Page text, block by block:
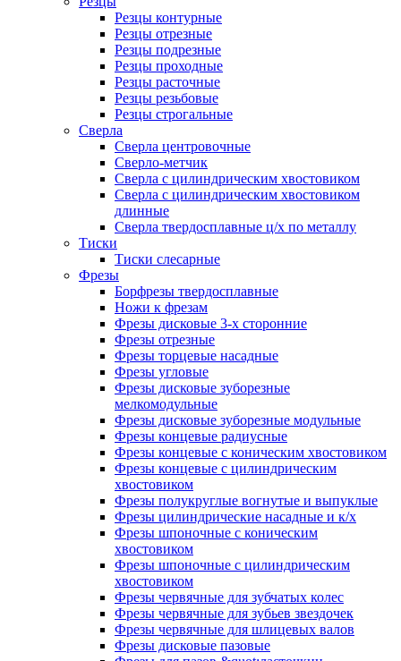
Резцы контурные
Резцы отрезные
Резцы подрезные
Резцы проходные
Резцы расточные
Резцы резьбовые
Резцы строгальные
Сверла
Сверла центровочные
Сверло-метчик
Сверла с цилиндрическим хвостовиком
Сверла с цилиндрическим хвостовиком
длинные
Сверла твердосплавные ц/х по металлу
Тиски
Тиски слесарные
Фрезы
Борфрезы твердосплавные
Ножи к фрезам
Фрезы дисковые 3-х сторонние
Фрезы отрезные
Фрезы торцевые насадные
Фрезы угловые
Фрезы дисковые зуборезные
мелкомодульные
Фрезы дисковые зуборезные модульные
Фрезы концевые радиусные
Фрезы концевые с коническим хвостовиком
Фрезы концевые с цилиндрическим
хвостовиком
Фрезы полукруглые вогнутые и выпуклые
Фрезы цилиндрические насадные и к/х
Фрезы шпоночные с коническим
хвостовиком
Фрезы шпоночные с цилиндрическим
хвостовиком
Фрезы червячные для зубчатых колес
Фрезы червячные для зубьев звездочек
Фрезы червячные для шлицевых валов
Фрезы дисковые пазовые